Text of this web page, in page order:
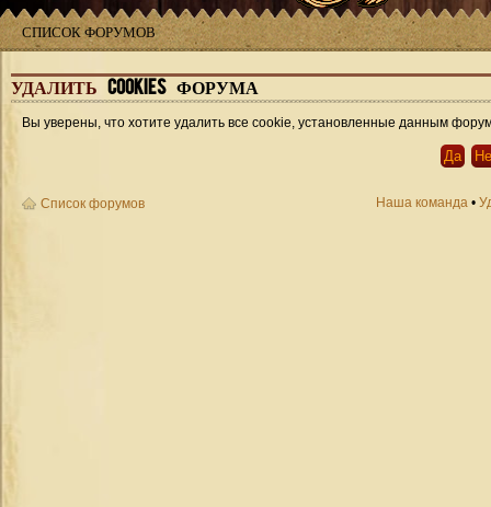
СПИСОК ФОРУМОВ
УДАЛИТЬ COOKIES ФОРУМА
Вы уверены, что хотите удалить все cookie, установленные данным
Список форумов Наша команда •